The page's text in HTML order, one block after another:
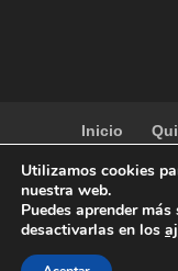
Inicio
Utilizamos cookies
nuestra web.
Puedes aprender
desactivarlas en los